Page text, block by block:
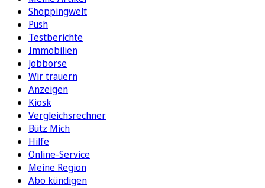
Shoppingwelt
Push
Testberichte
Immobilien
Jobbörse
Wir trauern
Anzeigen
Kiosk
Vergleichsrechner
Bütz Mich
Hilfe
Online-Service
Meine Region
Abo kündigen